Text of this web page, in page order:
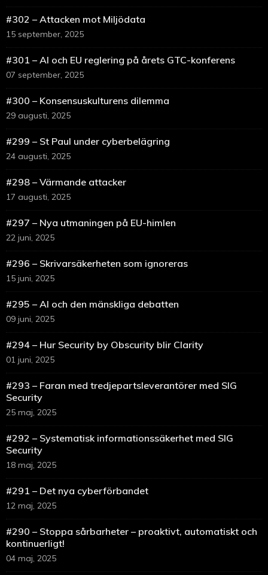
#302 – Attacken mot Miljödata
15 september, 2025
#301 – AI och EU reglering på årets GTC-konferens
07 september, 2025
#300 – Konsensuskulturens dilemma
29 augusti, 2025
#299 – St Paul under cyberbelägring
24 augusti, 2025
#298 – Värmande attacker
17 augusti, 2025
#297 – Nya utmaningen på EU-himlen
22 juni, 2025
#296 – Skrivarsäkerheten som ignoreras
15 juni, 2025
#295 – AI och den mänskliga debatten
09 juni, 2025
#294 – Hur Security by Obscurity blir Clarity
01 juni, 2025
#293 – Faran med tredjepartsleverantörer med SIG
Security
25 maj, 2025
#292 – Systematisk informationssäkerhet med SIG
Security
18 maj, 2025
#291 – Det nya cyberförbandet
12 maj, 2025
#290 – Stoppa sårbarheter – proaktivt, automatiskt och
kontinuerligt!
04 maj, 2025